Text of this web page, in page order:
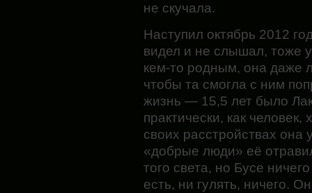
не скучала.
Наступил октябрь 2012
видел и не слышал, тоже
кем-то родным, она даже
чтобы та смогла с ним
жизнь — 15,5 лет было
практически, как
своих расстройствах она
«добрые люди» её
того света, но Бусе
есть, ни гулять, ничего.